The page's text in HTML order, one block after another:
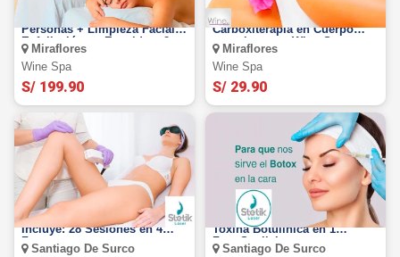
Masaje Relajante para 2
Personas + Limpieza Facial +
Exfoliación en Espalda + 2
Copas de Vino con Wine Spa
Miraflores
Wine Spa
S/ 199.90
3 Sesiones de full
Carboxiterapia en Cuerpo
completo con Wine Spa
Miraflores
Wine Spa
S/ 29.90
Depilación Láser IPL,
Incluye: 28 Sesiones en 4
Zonas
Santiago De Surco
20 Unidades de Aplicación de
Toxina Botulínica en 1
ZonaStetik Laser
Santiago De Surco